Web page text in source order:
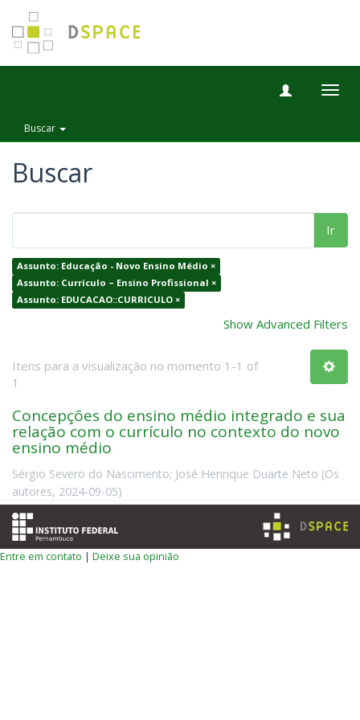
Buscar
Buscar
Ir
Assunto: Educação - Novo Ensino Médio ×
Assunto: Currículo – Ensino Profissional ×
Assunto: EDUCACAO::CURRICULO ×
Show Advanced Filters
Itens para a visualização no momento 1-1 of
1
Concepções do ensino médio integrado e sua
relação com o currículo no contexto do novo
ensino médio
Sérgio Severo do Nascimento; José Henrique Duarte Neto (Os
autores, 2024-09-05)
Entre em contato | Deixe sua opinião